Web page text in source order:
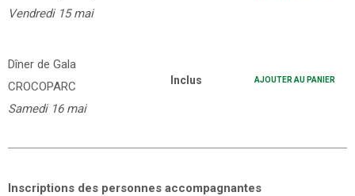
Vendredi 15 mai
Dîner de Gala
CROCOPARC
Samedi 16 mai
Inclus AJOUTER AU PANIER
Inscriptions des personnes accompagnantes